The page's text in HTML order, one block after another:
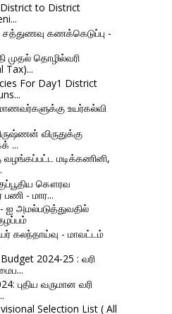
to District
சத்துணவு கணக்கெடுப்பு -
முதல் தொழில்வரி
Tax)...
For Day1 District
உயர்கல்வி
விருதுக்கு
...
வழங்கப்பட்ட மடிக்கணினி,
கௌரவ
பணி - மார...
அமல்படுத்துவதில்
கலந்தாய்வு - மாவட்டம்
2024-25 : வரி
புதிய வருமான வரி
Selection List ( All